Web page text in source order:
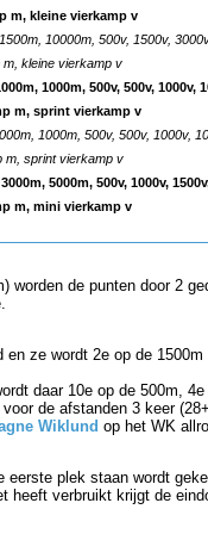
m, kleine vierkamp v
10000m, 500v, 1500v,
kleine vierkamp v
1000m, 500v, 500v, 1000v,
m, sprint vierkamp v
1000m, 500v, 500v, 1000v,
m, sprint vierkamp v
5000m, 500v, 1000v,
m, mini vierkamp v
worden de punten door 2
en ze wordt 2e op de
daar 10e op de 500m,
de afstanden 3 keer
Wiklund op het WK
plek staan wordt
heeft verbruikt krijgt de